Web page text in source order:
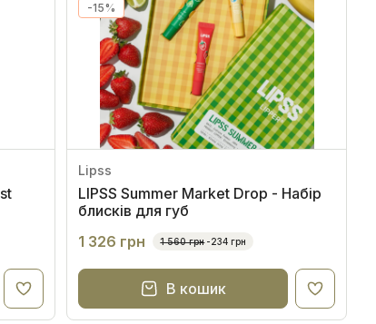
-15%
Lipss
LIPSS Summer Market Drop - Набір
блисків для губ
1 326 грн
1 560 грн -234 грн
В кошик